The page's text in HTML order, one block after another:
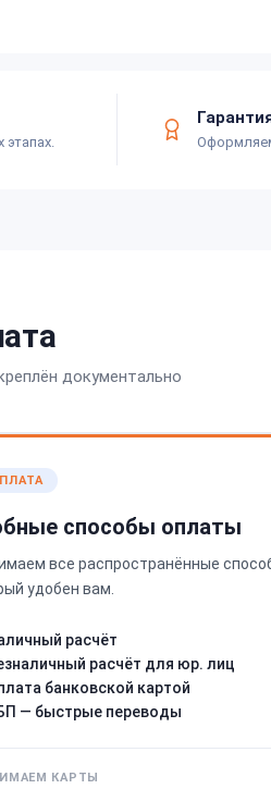
документально
способы оплаты
все распространённые
удобен вам.
расчёт
расчёт для юр. лиц
банковской картой
— быстрые переводы
КАРТЫ